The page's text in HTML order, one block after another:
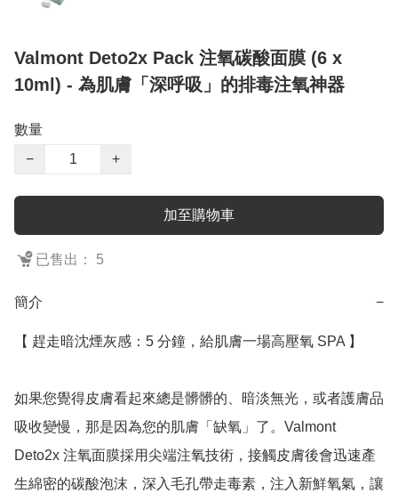
Valmont Deto2x Pack 注氧碳酸面膜 (6 x
10ml) - 為肌膚「深呼吸」的排毒注氧神器
數量
−
+
加至購物車
已售出： 5
簡介 −
【 趕走暗沈煙灰感：5 分鐘，給肌膚一場高壓氧 SPA 】
如果您覺得皮膚看起來總是髒髒的、暗淡無光，或者護膚品
吸收變慢，那是因為您的肌膚「缺氧」了。Valmont
Deto2x 注氧面膜採用尖端注氧技術，接觸皮膚後會迅速產
生綿密的碳酸泡沫，深入毛孔帶走毒素，注入新鮮氧氣，讓